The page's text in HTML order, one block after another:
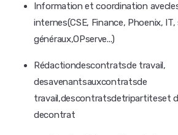
Information et coordination
internes(CSE, Finance, Phoenix, IT,
généraux,OPserve...)
Rédactiondescontratsde travail,
desavenantsauxcontratsde
travail,descontratsdetripartiteset
decontrat